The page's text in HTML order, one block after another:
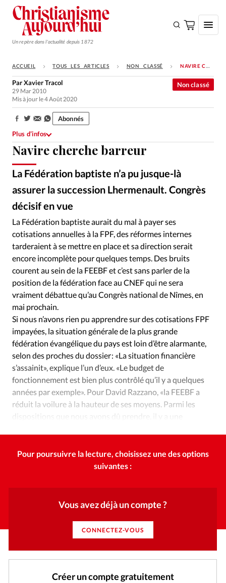
Un repère dans l'actualité depuis 1872
S'ABONNER
Monde
Opinions
Tous les articles
Faire un don
Se connecter
Édition: Internationale
Devise:CHF
Tous les articles
Actualité chrétienne
Actualité internationale
Chronique
Culture
Dossier
Eglises
Opinions
Publireportage
Relations Aujourd'hui
Société
Tour du monde des Eglises
Trait d'Ixène
Vécu
Vie Intérieure
ACCUEIL TOUS LES ARTICLES NON CLASSÉ NAVIRE CHERCHE BARREUR
Navire cherche barreur
La Fédération baptiste n’a pu jusque-là
assurer la succession Lhermenault. Congrès
décisif en vue
Non classé
ParXavier Tracol
29 Mar 2010
Mis à jour le 4 Août 2020
Partager:
Abonnés
Plus d’infos
La Fédération baptiste aurait du mal à payer ses
cotisations annuelles à la FPF, des réformes internes
tarderaient à se mettre en place et sa direction serait
encore incomplète pour quelques temps. Des bruits
courent au sein de la FEEBF et c’est sans parler de la
position de la fédération face au CNEF qui ne sera
vraiment débattue qu’au Congrès national de Nîmes, en
mai prochain.
Si nous n’avons rien pu apprendre sur des cotisations FPF
impayées, la situation générale de la plus grande
fédération évangélique du pays est loin d’être alarmante,
selon des proches du dossier : «La situation financière
s’assainit», explique l’un d’eux. «Le budget de
fonctionnement est bien plus contrôlé qu’il y a quelques
années par exemple». Pour David Razzano, «la FEEBF a
réduit la voilure à la hauteur de ses moyens. Parmi les
dispositions que nous avons dû prendre, il y a une
Pour poursuivre la lecture, choisissez une des options
suivantes :
Vous avez déjà un compte ?
CONNECTEZ-VOUS
Créer un compte gratuitement